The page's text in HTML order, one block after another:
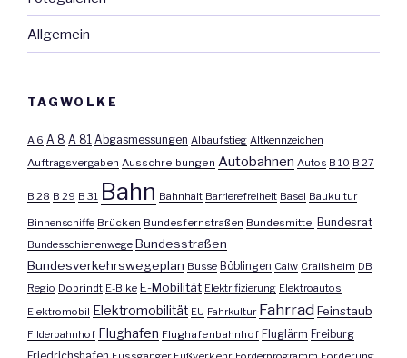
Allgemein
TAGWOLKE
A 6 A 8 A 81 Abgasmessungen Albaufstieg Altkennzeichen
Auftragsvergaben Ausschreibungen Autobahnen Autos B 10 B 27
B 28 B 29 B 31 Bahn Bahnhalt Barrierefreiheit Basel Baukultur
Binnenschiffe Brücken Bundesfernstraßen Bundesmittel Bundesrat
Bundesschienenwege Bundesstraßen
Bundesverkehrswegeplan Busse Böblingen Calw Crailsheim DB
Regio Dobrindt E-Bike E-Mobilität Elektrifizierung Elektroautos
Elektromobil Elektromobilität EU Fahrkultur FahrradFeinstaub
Filderbahnhof Flughafen Flughafenbahnhof Fluglärm Freiburg